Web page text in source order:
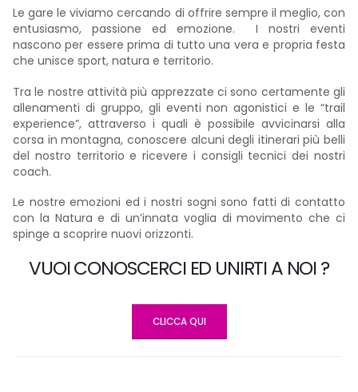
Le gare le viviamo cercando di offrire sempre il meglio, con
entusiasmo, passione ed emozione. I nostri eventi
nascono per essere prima di tutto una vera e propria festa
che unisce sport, natura e territorio.
Tra le nostre attività più apprezzate ci sono certamente gli
allenamenti di gruppo, gli eventi non agonistici e le “trail
experience”, attraverso i quali è possibile avvicinarsi alla
corsa in montagna, conoscere alcuni degli itinerari più belli
del nostro territorio e ricevere i consigli tecnici dei nostri
coach.
Le nostre emozioni ed i nostri sogni sono fatti di contatto
con la Natura e di un’innata voglia di movimento che ci
spinge a scoprire nuovi orizzonti.
VUOI CONOSCERCI ED UNIRTI A NOI ?
CLICCA QUI